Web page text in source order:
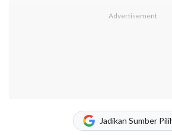
Jadikan Sumber